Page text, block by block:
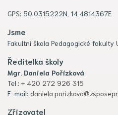
GPS: 50.0315222N, 14.4814367E
Jsme
Fakultní škola Pedagogické fakulty
Ředitelka školy
Mgr. Daniela Pořízková
Tel.: + 420 272 926 315
E-mail:
Zřizovatel